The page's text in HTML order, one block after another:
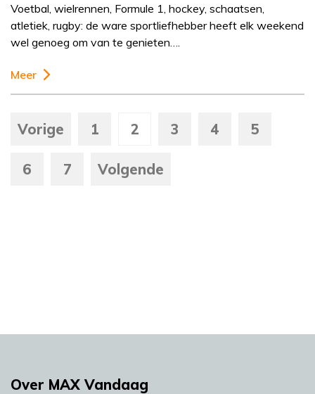
Voetbal, wielrennen, Formule 1, hockey, schaatsen,
atletiek, rugby: de ware sportliefhebber heeft elk weekend
wel genoeg om van te genieten….
Meer
Vorige 1 2 3 4 5
6 7 Volgende
Over MAX Vandaag